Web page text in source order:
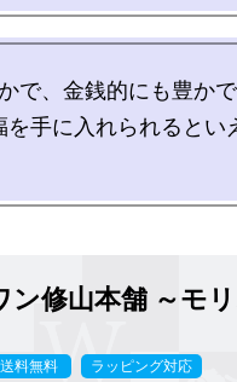
で、金銭的にも豊か
を手に入れられるとい
ン修山本舗 ～モ
送料無料 ラッピング対応